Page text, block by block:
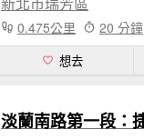
0.475公里 20 分鐘
想去